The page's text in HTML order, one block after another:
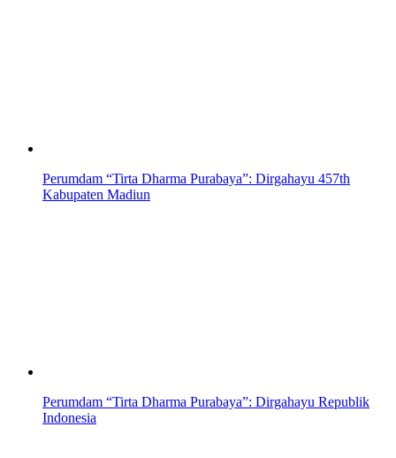
Perumdam “Tirta Dharma Purabaya”: Dirgahayu 457th
Kabupaten Madiun
Perumdam “Tirta Dharma Purabaya”: Dirgahayu Republik
Indonesia